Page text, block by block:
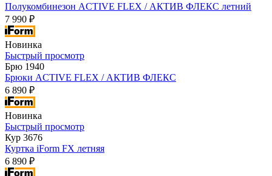
Полукомбинезон ACTIVE FLEX / АКТИВ ФЛЕКС летний
7 990 ₽
Новинка
Быстрый просмотр
Брю 1940
Брюки ACTIVE FLEX / АКТИВ ФЛЕКС
6 890 ₽
Новинка
Быстрый просмотр
Кур 3676
Куртка iForm FX летняя
6 890 ₽